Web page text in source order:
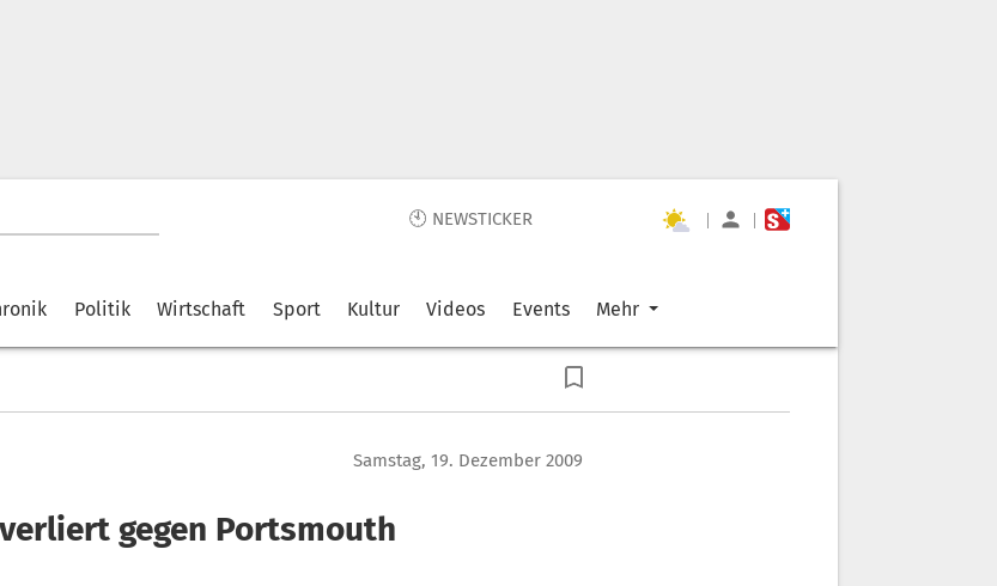
🕙 NEWSTICKER | |
Politik Wirtschaft Sport Kultur Videos Events Mehr
Samstag, 19. Dezember 2009
gegen Portsmouth